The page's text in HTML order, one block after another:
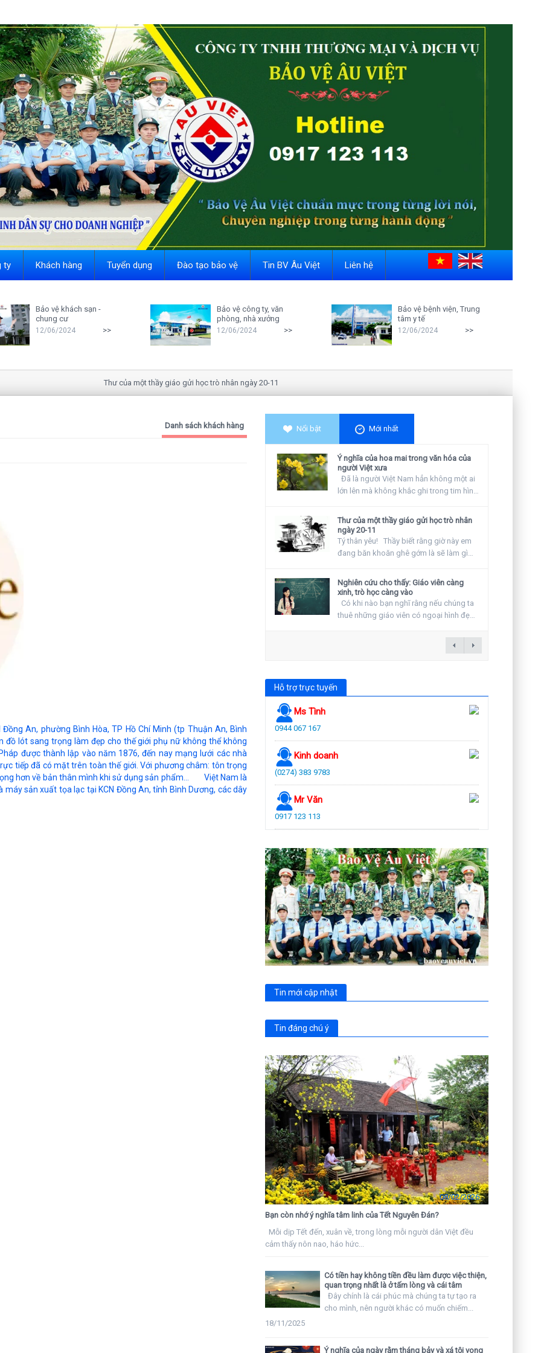
ty Khách hàng Tuyển dụng Đào tạo bảo vệ Tin BV Âu Việt Liên hệ
Bảo vệ khách sạn -
chung cư
12/06/2024 >>
Bảo vệ công ty, văn
phòng, nhà xưởng
12/06/2024 >>
Bảo vệ bệnh viện, Trung
tâm y tế
12/06/2024 >>
Thư của một thầy giáo gửi học trò nhân ngày 20-11
Danh sách khách hàng
An, phường Bình Hòa, TP Hồ Chí Minh (tp Thuận An, Bình
lót sang trọng làm đẹp cho thế giới phụ nữ không thể không
được thành lập vào năm 1876, đến nay mạng lưới các nhà
tiếp đã có mặt trên toàn thế giới. Với phương châm: tôn trọng
hơn về bản thân mình khi sử dụng sản phẩm... Việt Nam là
sản xuất tọa lạc tại KCN Đồng An, tỉnh Bình Dương, các dây
Nổi bật Mới nhất
Ý nghĩa của hoa mai trong văn hóa của
người Việt xưa
Đã là người Việt Nam hẳn không một ai
lớn lên mà không khắc ghi trong tim hình
Thư của một thầy giáo gửi học trò nhân
ngày 20-11
Tý thân yêu! Thầy biết rằng giờ này em
đang băn khoăn ghê gớm là sẽ làm gì
Nghiên cứu cho thấy: Giáo viên càng
xinh, trò học càng vào
Có khi nào bạn nghĩ rằng nếu chúng ta
thuê những giáo viên có ngoại hình đẹp
Hỗ trợ trực tuyến
Ms Tình
0944 067 167
Kinh doanh
(0274) 383 9783
Mr Văn
0917 123 113
Tin mới cập nhật
Tin đáng chú ý
Bạn còn nhớ ý nghĩa tâm linh của Tết Nguyên Đán?
08/02/2026
Mỗi dịp Tết đến, xuân về, trong lòng mỗi người dân Việt đều
cảm thấy nôn nao, háo hức...
Có tiền hay không tiền đều làm được việc thiện,
quan trọng nhất là ở tấm lòng và cái tâm
Đây chính là cái phúc mà chúng ta tự tạo ra
cho mình, nên người khác có muốn chiếm...
18/11/2025
Ý nghĩa của ngày rằm tháng bảy và xá tội vong